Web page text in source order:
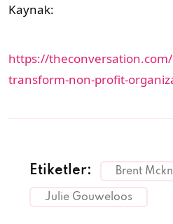
Kaynak:
https://
transform-non-profit-
Etiketler: Brent
Julie Gouweloos